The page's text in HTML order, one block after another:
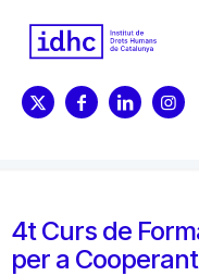
4t Curs de
per a